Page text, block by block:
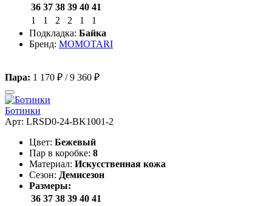
36 37 38 39 40 41
1
1 2 2 1
1
Подкладка: Байка
Бренд: MOMOTARI
Пара: 1 170 ₽ /9 360 ₽
Ботинки
Арт: LRSD0-24-BK1001-2
Цвет: Бежевый
Пар в коробке: 8
Материал: Искусственная кожа
Сезон: Демисезон
Размеры:
36 37 38 39 40 41